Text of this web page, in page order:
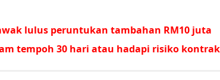
lulus peruntukan tambahan RM10 juta
tempoh 30 hari atau hadapi risiko